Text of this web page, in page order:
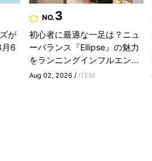
が
6
NO.3
初心者に最適な一足は？ニュ
ーバランス『Ellipse』の魅力
をランニングインフルエン...
Aug 02, 2026 / ITEM